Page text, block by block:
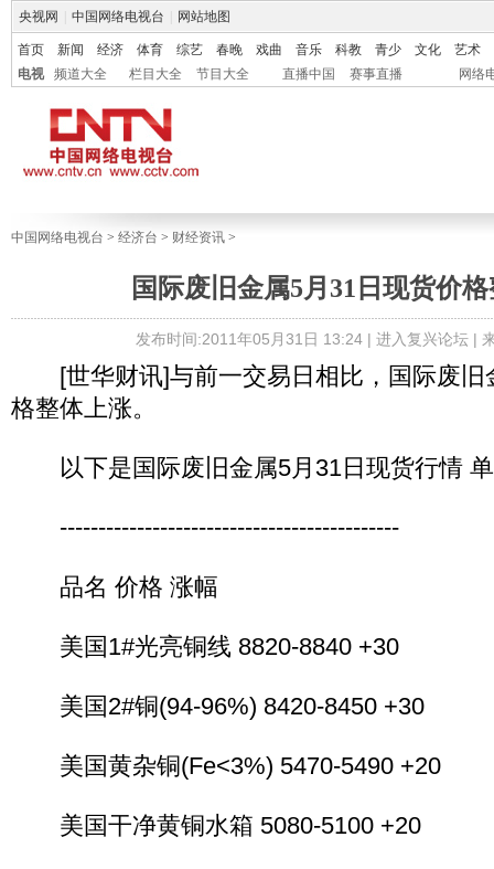
央视网 中国网络电视台 网站地图
首页 新闻 经济 体育 综艺 春晚 戏曲 音乐 科教 青少 文化
艺术
电视
频道大全 栏目大全 节目大全 直播中国 赛事直播 网络
中国网络电视台 > 经济台 > 财经资讯 >
国际废旧金属5月31日现货价
发布时间:2011年05月31日 13:24 | 进入复兴论坛|
[世华财讯]与前一交易日相比，国际废旧
格整体上涨。
以下是国际废旧金属5月31日现货行情
--------------------------------------------
品名 价格 涨幅
美国1#光亮铜线 8820-8840 +30
美国2#铜(94-96%) 8420-8450 +30
美国黄杂铜(Fe<3%) 5470-5490 +20
美国干净黄铜水箱 5080-5100 +20